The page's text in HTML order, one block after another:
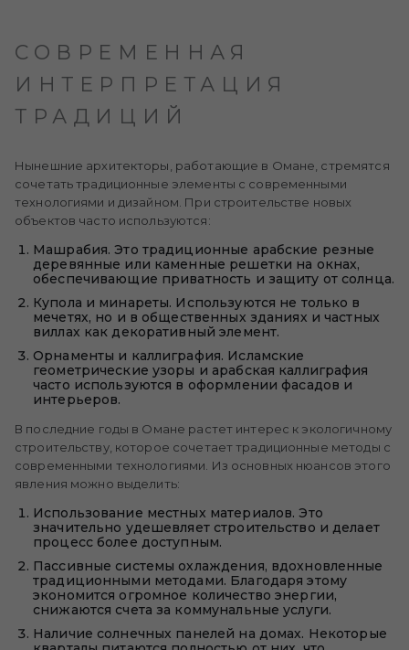
СОВРЕМЕННАЯ
ИНТЕРПРЕТАЦИЯ
ТРАДИЦИЙ
Нынешние архитекторы, работающие в Омане, стремятся
сочетать традиционные элементы с современными
технологиями и дизайном. При строительстве новых
объектов часто используются:
Машрабия. Это традиционные арабские резные
деревянные или каменные решетки на окнах,
обеспечивающие приватность и защиту от солнца.
Купола и минареты. Используются не только в
мечетях, но и в общественных зданиях и частных
виллах как декоративный элемент.
Орнаменты и каллиграфия. Исламские
геометрические узоры и арабская каллиграфия
часто используются в оформлении фасадов и
интерьеров.
В последние годы в Омане растет интерес к экологичному
строительству, которое сочетает традиционные методы с
современными технологиями. Из основных нюансов этого
явления можно выделить:
Использование местных материалов. Это
значительно удешевляет строительство и делает
процесс более доступным.
Пассивные системы охлаждения, вдохновленные
традиционными методами. Благодаря этому
экономится огромное количество энергии,
снижаются счета за коммунальные услуги.
Наличие солнечных панелей на домах. Некоторые